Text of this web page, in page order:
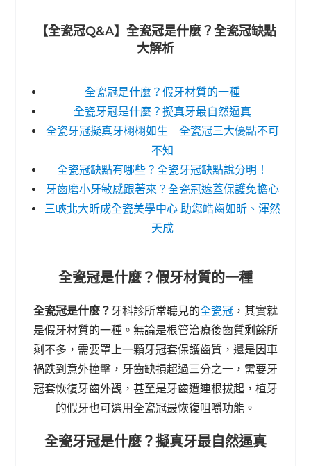
【全瓷冠Q&A】全瓷冠是什麼？全瓷冠缺點
大解析
全瓷冠是什麼？假牙材質的一種
全瓷牙冠是什麼？擬真牙最自然逼真
全瓷牙冠擬真牙栩栩如生 全瓷冠三大優點不可
不知
全瓷冠缺點有哪些？全瓷牙冠缺點說分明！
牙齒磨小牙敏感跟著來？全瓷冠遮蓋保護免擔心
三峽北大昕成全瓷美學中心 助您皓齒如昕、渾然
天成
全瓷冠是什麼？假牙材質的一種
全瓷冠是什麼？ 牙科診所常聽見的全瓷冠 ，其實就
是假牙材質的一種。無論是根管治療後齒質剩餘所
剩不多，需要罩上一顆牙冠套保護齒質，還是因車
禍跌到意外撞擊，牙齒缺損超過三分之一，需要牙
冠套恢復牙齒外觀，甚至是牙齒遭連根拔起，植牙
的假牙也可選用全瓷冠最恢復咀嚼功能。
全瓷牙冠是什麼？擬真牙最自然逼真